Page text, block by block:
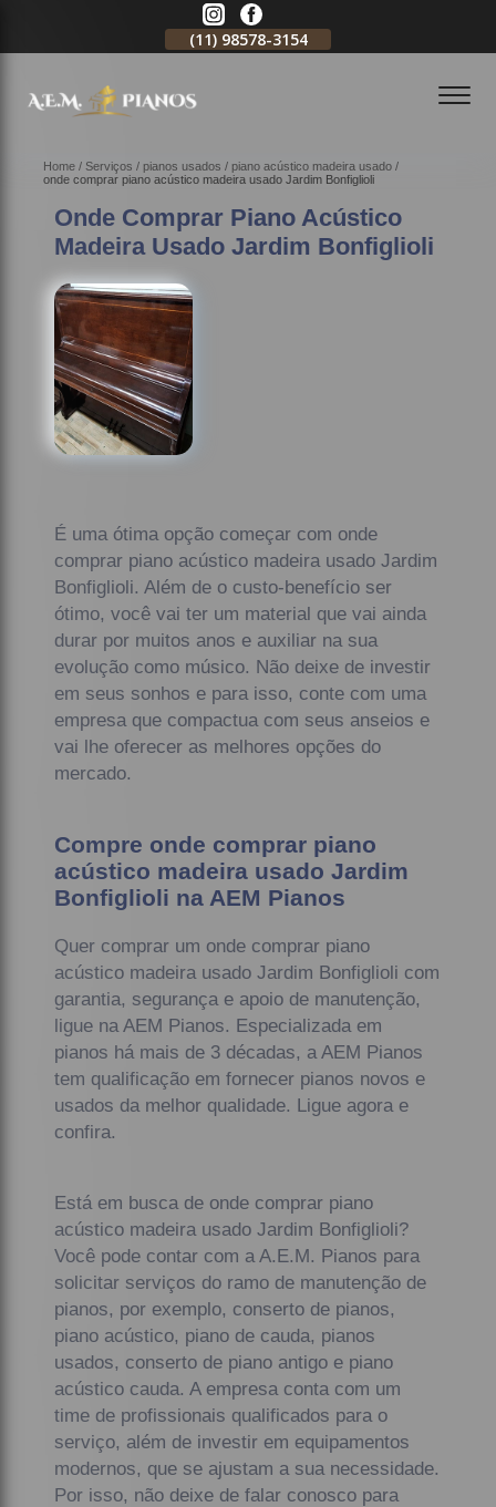
(11) 98578-3154
Home Serviços pianos usados
piano acústico madeira usado
onde comprar piano acústico madeira usado Jardim Bonfiglioli
Onde Comprar Piano Acústico
Madeira Usado Jardim Bonfiglioli
É uma ótima opção começar com onde
comprar piano acústico madeira usado Jardim
Bonfiglioli. Além de o custo-benefício ser
ótimo, você vai ter um material que vai ainda
durar por muitos anos e auxiliar na sua
evolução como músico. Não deixe de investir
em seus sonhos e para isso, conte com uma
empresa que compactua com seus anseios e
vai lhe oferecer as melhores opções do
mercado.
Compre onde comprar piano
acústico madeira usado Jardim
Bonfiglioli na AEM Pianos
Quer comprar um onde comprar piano
acústico madeira usado Jardim Bonfiglioli com
garantia, segurança e apoio de manutenção,
ligue na AEM Pianos. Especializada em
pianos há mais de 3 décadas, a AEM Pianos
tem qualificação em fornecer pianos novos e
usados da melhor qualidade. Ligue agora e
confira.
Está em busca de onde comprar piano
acústico madeira usado Jardim Bonfiglioli?
Você pode contar com a A.E.M. Pianos para
solicitar serviços do ramo de manutenção de
pianos, por exemplo, conserto de pianos,
piano acústico, piano de cauda, pianos
usados, conserto de piano antigo e piano
acústico cauda. A empresa conta com um
time de profissionais qualificados para o
serviço, além de investir em equipamentos
modernos, que se ajustam a sua necessidade.
Por isso, não deixe de falar conosco para